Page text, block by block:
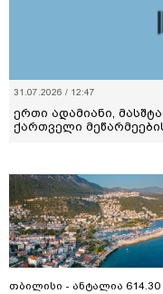
31.07.2026 / 12:47
ერთი ადამიანი,
ქართველი
თბილისი - ანტალია 614.30